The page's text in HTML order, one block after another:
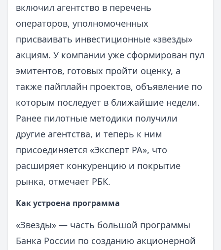
включил агентство в перечень
операторов, уполномоченных
присваивать инвестиционные «звезды»
акциям. У компании уже сформирован пул
эмитентов, готовых пройти оценку, а
также пайплайн проектов, объявление по
которым последует в ближайшие недели.
Ранее пилотные методики получили
другие агентства, и теперь к ним
присоединяется «Эксперт РА», что
расширяет конкуренцию и покрытие
рынка, отмечает РБК.
Как устроена программа
«Звезды» — часть большой программы
Банка России по созданию акционерной